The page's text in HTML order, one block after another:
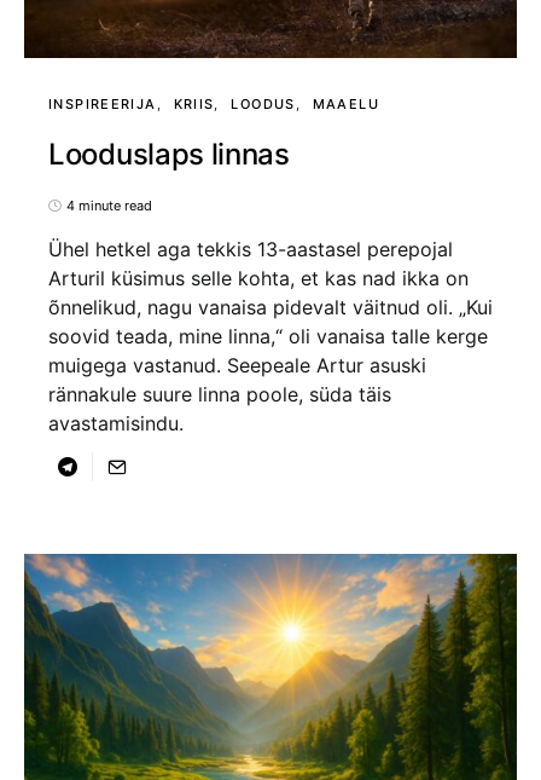
INSPIREERIJA KRIIS LOODUS MAAELU
Looduslaps linnas
4 minute read
Ühel hetkel aga tekkis 13-aastasel perepojal
Arturil küsimus selle kohta, et kas nad ikka on
õnnelikud, nagu vanaisa pidevalt väitnud oli. „Kui
soovid teada, mine linna,“ oli vanaisa talle kerge
muigega vastanud. Seepeale Artur asuski
rännakule suure linna poole, süda täis
avastamisindu.